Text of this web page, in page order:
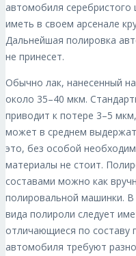
автомобиля
иметь в своем арсенале
Дальнейшая полировка
не принесет.
Обычно лак, нанесенный
около 35–40 мкм.
приводит к потере 3–5
может в среднем
это, без особой
материалы не стоит.
составами можно как
полировальной машинки.
вида полироли следует
отличающиеся по составу
автомобиля требуют